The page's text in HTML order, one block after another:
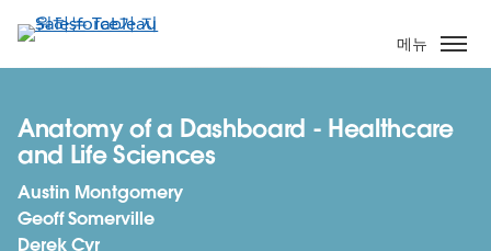
요
콘
로
너
뛰
메뉴
Anatomy of a Dashboard - Healthcare
and Life Sciences
Austin Montgomery
Geoff Somerville
Derek Cyr